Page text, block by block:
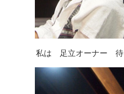
私は 足立オーナー 待